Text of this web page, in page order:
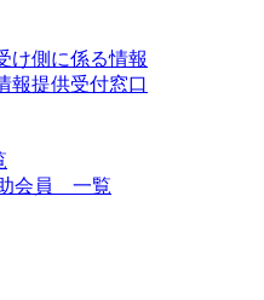
け側に係る情報
報提供受付窓口
会員 一覧